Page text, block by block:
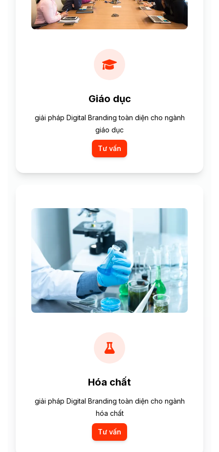
Giáo dục
giải pháp Digital Branding toàn diện cho ngành
giáo dục
Tư vấn
Hóa chất
giải pháp Digital Branding toàn diện cho ngành
hóa chất
Tư vấn